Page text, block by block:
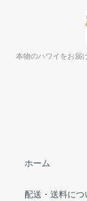
本物のハワイをお届
ホーム
配送・送料につ